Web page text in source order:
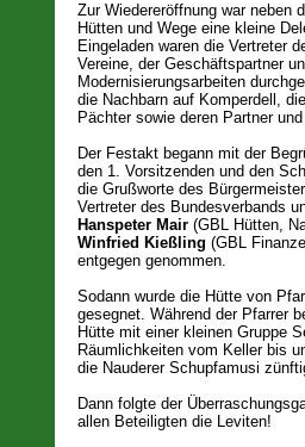
Zur Wiedereröffnung war neben
Hütten und Wege eine kleine
Eingeladen waren die Vertreter
Vereine, der Geschäftspartner
Modernisierungsarbeiten
die Nachbarn auf Komperdell,
Pächter sowie deren Partner
Der Festakt begann mit der
den 1. Vorsitzenden und den
die Grußworte des
Vertreter des Bundesverbands
Hanspeter Mair(GBL Hütten,
Winfried Kießling (GBL
entgegen genommen.
Sodann wurde die Hütte von
gesegnet. Während der Pfarrer
Hütte mit einer kleinen Gruppe
Räumlichkeiten vom Keller bis
die Nauderer Schupfamusi
Dann folgte der
allen Beteiligten die Leviten!